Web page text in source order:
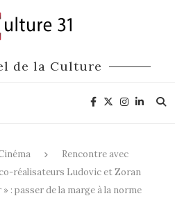
de la Culture
Rencontre avec
réalisateurs Ludovic et Zoran
: passer de la marge à la norme